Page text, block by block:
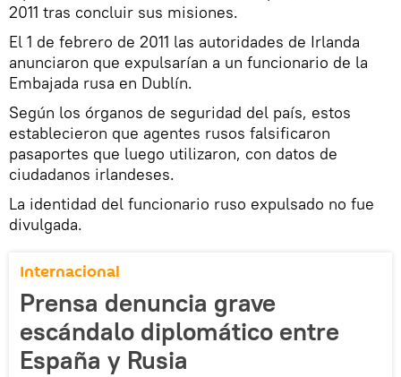
2011 tras concluir sus misiones.
El 1 de febrero de 2011 las autoridades de Irlanda
anunciaron que expulsarían a un funcionario de la
Embajada rusa en Dublín.
Según los órganos de seguridad del país, estos
establecieron que agentes rusos falsificaron
pasaportes que luego utilizaron, con datos de
ciudadanos irlandeses.
La identidad del funcionario ruso expulsado no fue
divulgada.
Internacional
Prensa denuncia grave
escándalo diplomático entre
España y Rusia